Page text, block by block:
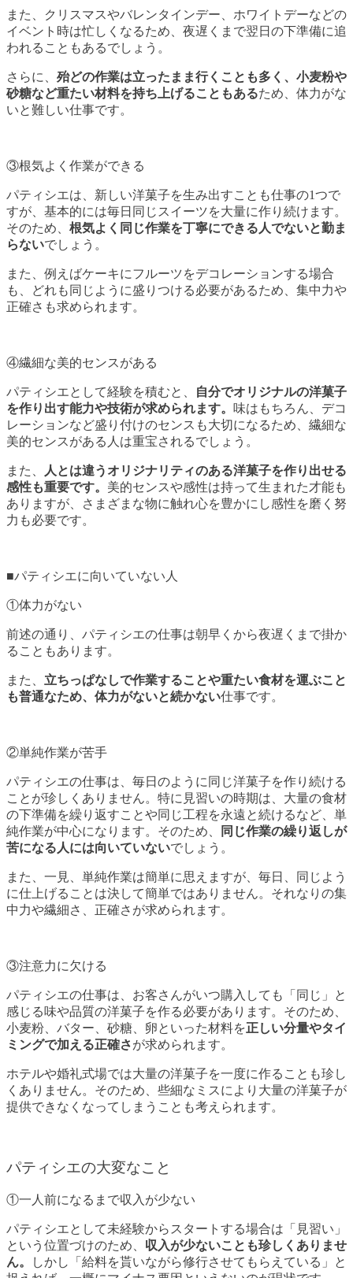
また、クリスマスやバレンタインデー、ホワイトデーなどの
イベント時は忙しくなるため、夜遅くまで翌日の下準備に追
われることもあるでしょう。
さらに、 殆どの作業は立ったまま行くことも多く、小麦粉や
砂糖など重たい材料を持ち上げることもあるため、体力がな
いと難しい仕事です。
③根気よく作業ができる
パティシエは、新しい洋菓子を生み出すことも仕事の1つで
すが、基本的には毎日同じスイーツを大量に作り続けます。
そのため、 根気よく同じ作業を丁寧にできる人でないと勤ま
らないでしょう。
また、例えばケーキにフルーツをデコレーションする場合
も、どれも同じように盛りつける必要があるため、集中力や
正確さも求められます。
④繊細な美的センスがある
パティシエとして経験を積むと、
自分でオリジナルの洋菓子
を作り出す能力や技術が求められます。 味はもちろん、デコ
レーションなど盛り付けのセンスも大切になるため、繊細な
美的センスがある人は重宝されるでしょう。
また、
人とは違うオリジナリティのある洋菓子を作り出せる
感性も重要です。 美的センスや感性は持って生まれた才能も
ありますが、さまざまな物に触れ心を豊かにし感性を磨く努
力も必要です。
■パティシエに向いていない人
①体力がない
前述の通り、パティシエの仕事は朝早くから夜遅くまで掛か
ることもあります。
また、 立ちっぱなしで作業することや重たい食材を運ぶこと
も普通なため、体力がないと続かない仕事です。
②単純作業が苦手
パティシエの仕事は、毎日のように同じ洋菓子を作り続ける
ことが珍しくありません。特に見習いの時期は、大量の食材
の下準備を繰り返すことや同じ工程を永遠と続けるなど、単
純作業が中心になります。そのため、
同じ作業の繰り返しが
苦になる人には向いていないでしょう。
また、一見、単純作業は簡単に思えますが、毎日、同じよう
に仕上げることは決して簡単ではありません。それなりの集
中力や繊細さ、正確さが求められます。
③注意力に欠ける
パティシエの仕事は、お客さんがいつ購入しても「同じ」と
感じる味や品質の洋菓子を作る必要があります。そのため、
小麦粉、バター、砂糖、卵といった材料を正しい分量やタイ
ミングで加える正確さが求められます。
ホテルや婚礼式場では大量の洋菓子を一度に作ることも珍し
くありません。そのため、些細なミスにより大量の洋菓子が
提供できなくなってしまうことも考えられます。
パティシエの大変なこと
①一人前になるまで収入が少ない
パティシエとして未経験からスタートする場合は「見習い」
という位置づけのため、 収入が少ないことも珍しくありませ
ん。
しかし「給料を貰いながら修行させてもらえている」と